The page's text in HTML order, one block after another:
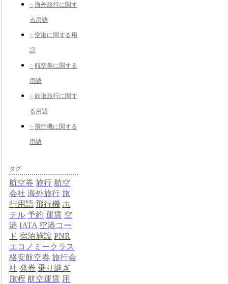
海外旅行に関す
る用語
空港に関する用
語
航空券に関する
用語
鉄道旅行に関す
る用語
飛行機に関する
用語
タグ
航空券 旅行 航空
会社 海外旅行 旅
行用語 飛行機 ホ
テル 予約 運賃 空
港 IATA 空港コー
ド 宿泊施設 PNR
エコノミークラス
格安航空券 旅行会
社 発券 乗り継ぎ
旅程 航空運賃 用